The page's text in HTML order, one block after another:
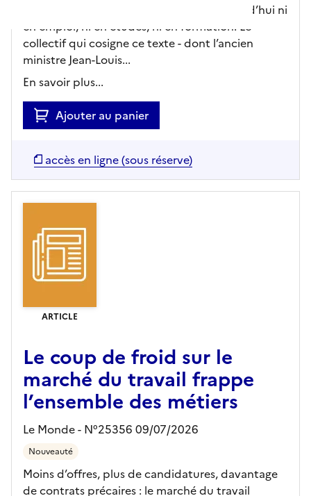
Plus de 1,5 million de jeunes ne sont aujourd’hui ni
en emploi, ni en études, ni en formation. Le
collectif qui cosigne ce texte - dont l’ancien
ministre Jean-Louis...
En savoir plus...
Ajouter au panier
accès en ligne (sous réserve)
ARTICLE
Le coup de froid sur le
marché du travail frappe
l’ensemble des métiers
Le Monde - N°25356 09/07/2026
Nouveauté
Moins d’offres, plus de candidatures, davantage
de contrats précaires : le marché du travail